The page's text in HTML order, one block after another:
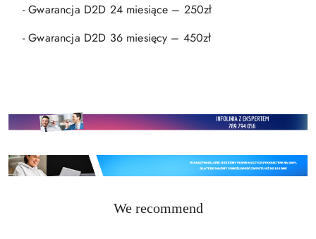
- Gwarancja D2D 24 miesiące – 250zł
- Gwarancja D2D 36 miesięcy – 450zł
Skip the carousel of products
Status
We recommend